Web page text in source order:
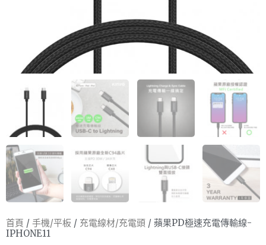
首頁 / 手機/平板 / 充電線材/充電頭 / 蘋果PD極速充電傳輸線-
IPHONE11